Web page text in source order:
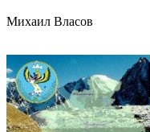
Михаил Власов